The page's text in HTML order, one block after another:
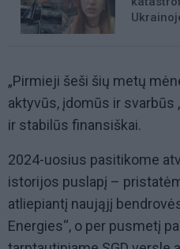
„Pirmieji šeši šių metų
aktyvūs, įdomūs ir svarbūs
ir stabilūs finansiškai.
2024-uosius pasitikome
istorijos puslapį –
atliepiantį naująjį
Energies“, o per pusmetį